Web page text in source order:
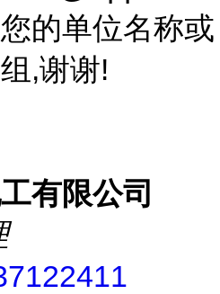
的单位名称或
,谢谢!
有限公司